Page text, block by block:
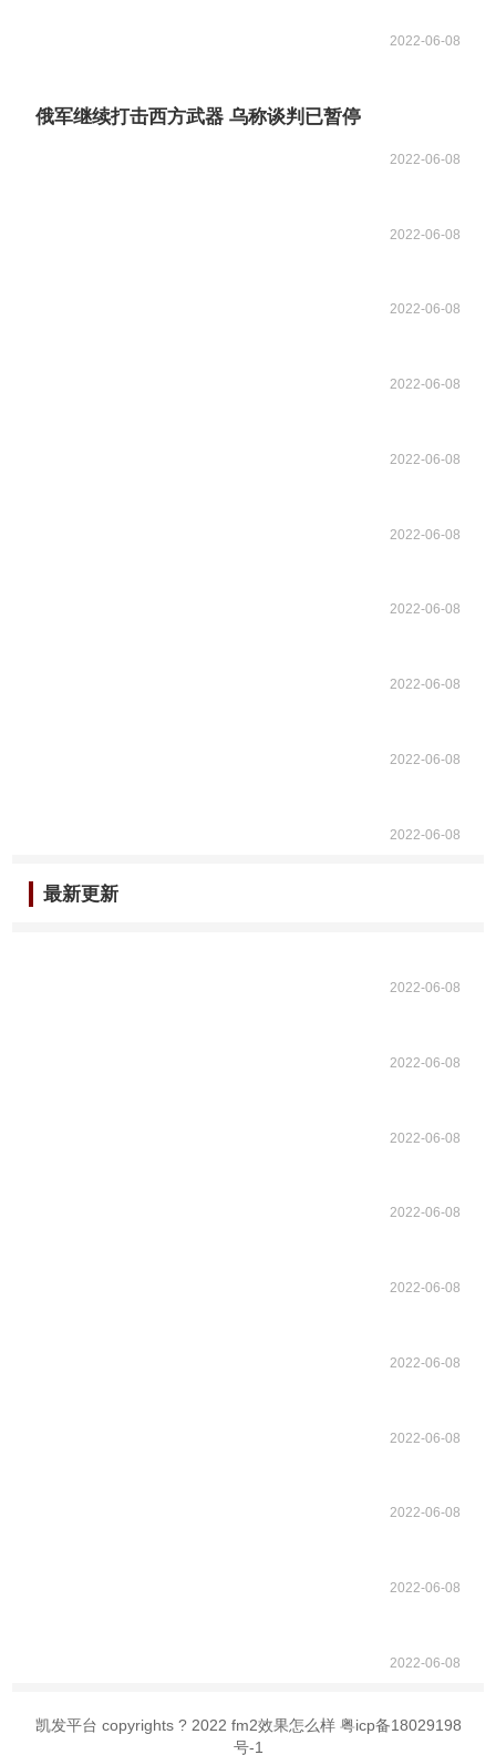
2022-06-08
俄军继续打击西方武器 乌称谈判已暂停
2022-06-08
2022-06-08
2022-06-08
2022-06-08
2022-06-08
2022-06-08
2022-06-08
2022-06-08
2022-06-08
2022-06-08
最新更新
2022-06-08
2022-06-08
2022-06-08
2022-06-08
2022-06-08
2022-06-08
2022-06-08
2022-06-08
2022-06-08
2022-06-08
凯发平台 copyrights ? 2022 fm2效果怎么样 粤icp备18029198
号-1